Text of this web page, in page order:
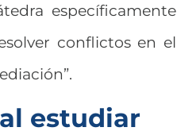
específicamente
conflictos en el
estudiar